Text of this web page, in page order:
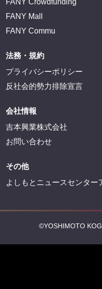
FANY Crowdfunding
FANY Mall
FANY Commu
法務・規約
プライバシーポリシー
反社会的勢力排除宣言
会社情報
吉本興業株式会社
お問い合わせ
その他
よしもとニュースセンター
©YOSHIMOTO